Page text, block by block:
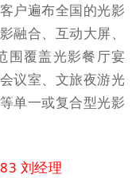
户遍布全国的光影
融合、互动大屏、
围覆盖光影餐厅宴
议室、文旅夜游光
单一或复合型光影
刘经理